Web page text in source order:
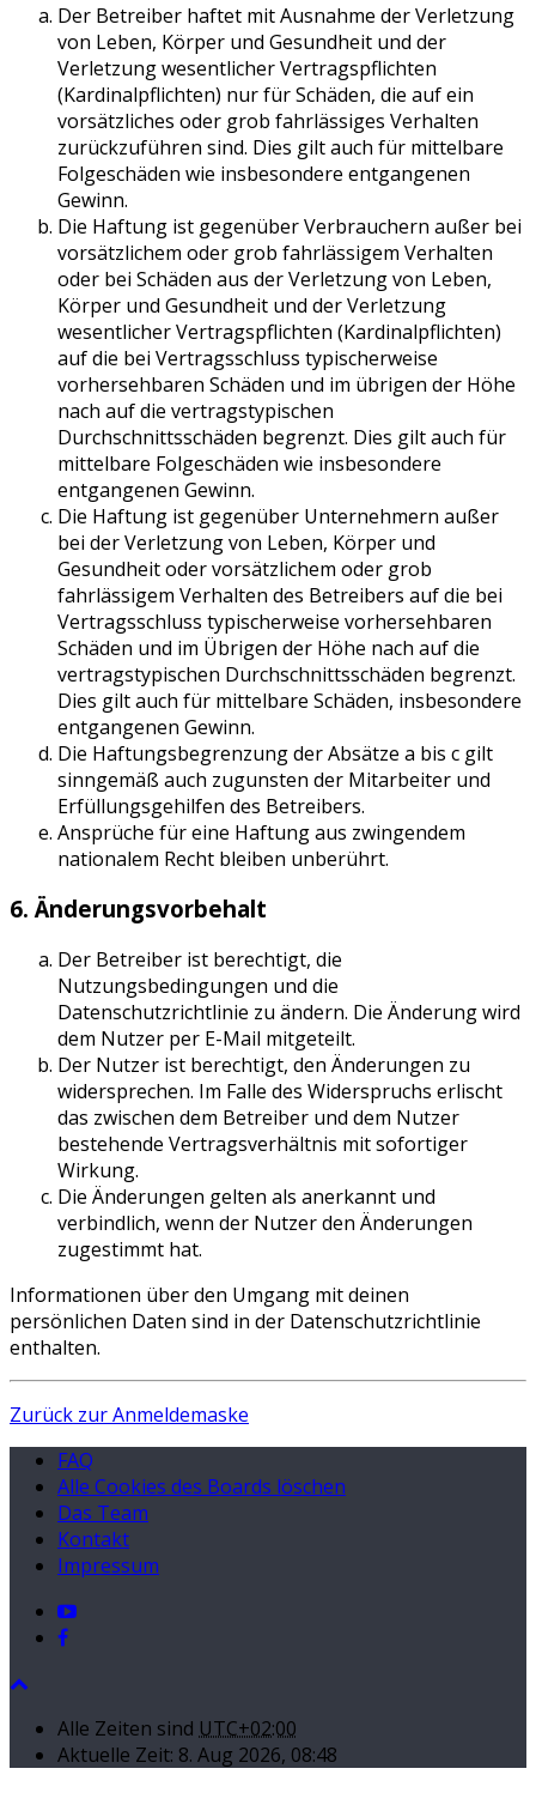
Der Betreiber haftet mit Ausnahme der Verletzung
von Leben, Körper und Gesundheit und der
Verletzung wesentlicher Vertragspflichten
(Kardinalpflichten) nur für Schäden, die auf ein
vorsätzliches oder grob fahrlässiges Verhalten
zurückzuführen sind. Dies gilt auch für mittelbare
Folgeschäden wie insbesondere entgangenen
Gewinn.
Die Haftung ist gegenüber Verbrauchern außer bei
vorsätzlichem oder grob fahrlässigem Verhalten
oder bei Schäden aus der Verletzung von Leben,
Körper und Gesundheit und der Verletzung
wesentlicher Vertragspflichten (Kardinalpflichten)
auf die bei Vertragsschluss typischerweise
vorhersehbaren Schäden und im übrigen der Höhe
nach auf die vertragstypischen
Durchschnittsschäden begrenzt. Dies gilt auch für
mittelbare Folgeschäden wie insbesondere
entgangenen Gewinn.
Die Haftung ist gegenüber Unternehmern außer
bei der Verletzung von Leben, Körper und
Gesundheit oder vorsätzlichem oder grob
fahrlässigem Verhalten des Betreibers auf die bei
Vertragsschluss typischerweise vorhersehbaren
Schäden und im Übrigen der Höhe nach auf die
vertragstypischen Durchschnittsschäden begrenzt.
Dies gilt auch für mittelbare Schäden, insbesondere
entgangenen Gewinn.
Die Haftungsbegrenzung der Absätze a bis c gilt
sinngemäß auch zugunsten der Mitarbeiter und
Erfüllungsgehilfen des Betreibers.
Ansprüche für eine Haftung aus zwingendem
nationalem Recht bleiben unberührt.
6. Änderungsvorbehalt
Der Betreiber ist berechtigt, die
Nutzungsbedingungen und die
Datenschutzrichtlinie zu ändern. Die Änderung wird
dem Nutzer per E-Mail mitgeteilt.
Der Nutzer ist berechtigt, den Änderungen zu
widersprechen. Im Falle des Widerspruchs erlischt
das zwischen dem Betreiber und dem Nutzer
bestehende Vertragsverhältnis mit sofortiger
Wirkung.
Die Änderungen gelten als anerkannt und
verbindlich, wenn der Nutzer den Änderungen
zugestimmt hat.
Informationen über den Umgang mit deinen
persönlichen Daten sind in der Datenschutzrichtlinie
enthalten.
Zurück zur Anmeldemaske
FAQ
Alle Cookies des Boards löschen
Das Team
Kontakt
Impressum
Alle Zeiten sind UTC+02:00
Aktuelle Zeit: 8. Aug 2026, 08:48